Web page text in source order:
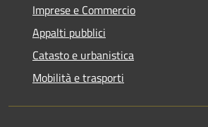
Imprese e Commercio
Appalti pubblici
Catasto e urbanistica
Mobilità e trasporti